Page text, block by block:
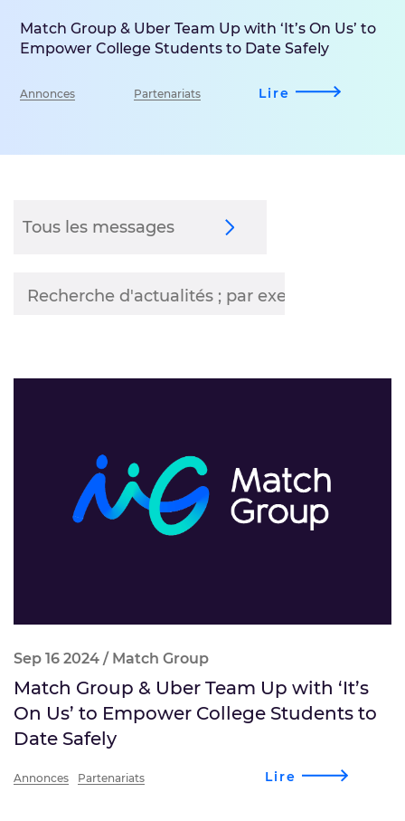
Match Group & Uber Team Up with ‘It’s On Us’ to
Empower College Students to Date Safely
Annonces Partenariats Lire
Tous les messages
Sep 16 2024 / Match Group
Match Group & Uber Team Up with ‘It’s
On Us’ to Empower College Students to
Date Safely
Annonces Partenariats Lire